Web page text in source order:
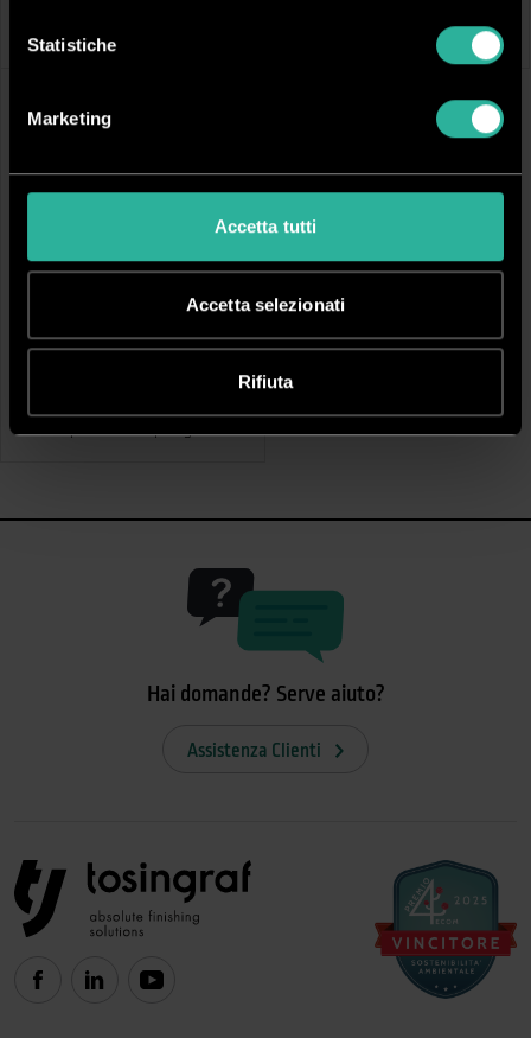
Statistiche
Marketing
Accetta tutti
Accetta selezionati
Rifiuta
Barriera protettiva in plexiglass
TCSPROT90
Hai domande? Serve aiuto?
Assistenza Clienti